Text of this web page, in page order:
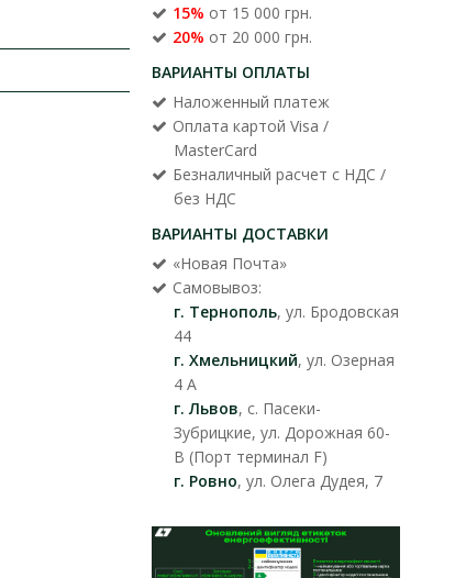
15% от 15 000 грн.
20% от 20 000 грн.
ВАРИАНТЫ ОПЛАТЫ
Наложенный платеж
Оплата картой Visa /
MasterCard
Безналичный расчет с НДС /
без НДС
ВАРИАНТЫ ДОСТАВКИ
«Новая Почта»
Самовывоз:
г. Тернополь, ул. Бродовская
44
г. Хмельницкий, ул. Озерная
4 А
г. Львов, с. Пасеки-
Зубрицкие, ул. Дорожная 60-
В (Порт терминал F)
г. Ровно, ул. Олега Дудея, 7